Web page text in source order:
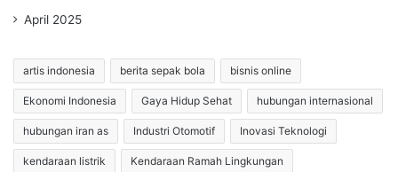
April 2025
artis indonesia berita sepak bola bisnis online
Ekonomi Indonesia Gaya Hidup Sehat hubungan internasional
hubungan iran as Industri Otomotif Inovasi Teknologi
kendaraan listrik Kendaraan Ramah Lingkungan